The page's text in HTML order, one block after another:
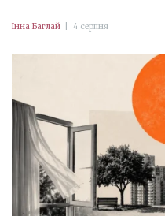
Інна Баглай 4 серпня